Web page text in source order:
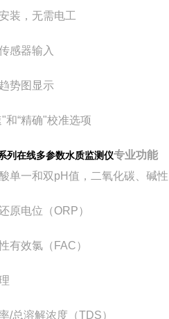
装，无需电工
感器输入
势图显示
"和“精确"校准选项
列在线多参数水质监测仪专业功能
单一和双pH值，二氧化碳、碱性
原电位（ORP）
有效氯（FAC）
/总溶解浓度（TDS）